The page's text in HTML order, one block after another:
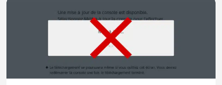
Chiffres de ventes
Nintendo Direct